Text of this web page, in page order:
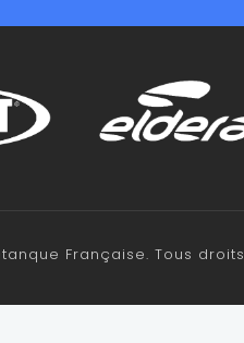
Française. Tous droits